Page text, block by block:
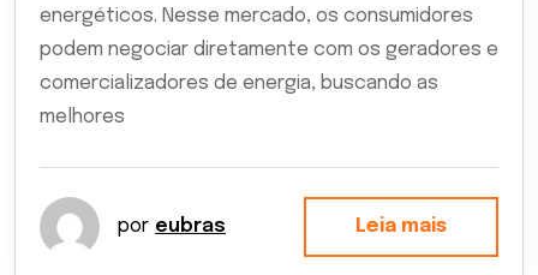
energéticos. Nesse mercado, os consumidores
podem negociar diretamente com os geradores e
comercializadores de energia, buscando as
melhores
por eubras Leia mais